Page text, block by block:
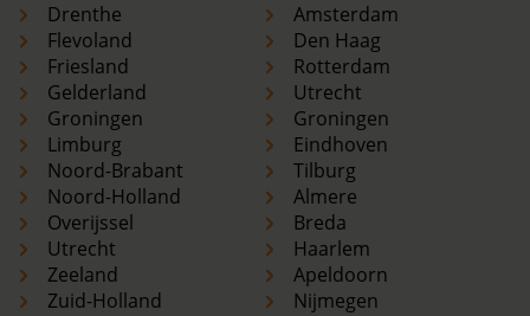
Drenthe
Flevoland
Friesland
Gelderland
Groningen
Limburg
Noord-Brabant
Noord-Holland
Overijssel
Utrecht
Zeeland
Zuid-Holland
Amsterdam
Den Haag
Rotterdam
Utrecht
Groningen
Eindhoven
Tilburg
Almere
Breda
Haarlem
Apeldoorn
Nijmegen